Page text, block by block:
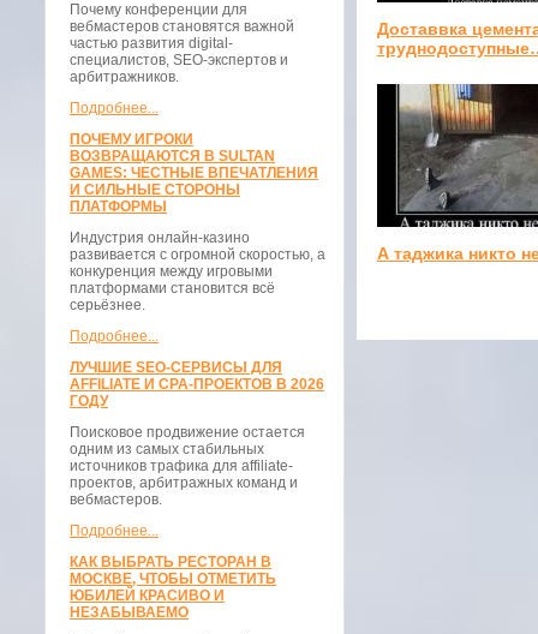
Почему конференции для
вебмастеров становятся важной
частью развития digital-
специалистов, SEO-экспертов и
арбитражников.
Подробнее...
ПОЧЕМУ ИГРОКИ
ВОЗВРАЩАЮТСЯ В SULTAN
GAMES: ЧЕСТНЫЕ ВПЕЧАТЛЕНИЯ
И СИЛЬНЫЕ СТОРОНЫ
ПЛАТФОРМЫ
Индустрия онлайн-казино
развивается с огромной скоростью, а
конкуренция между игровыми
платформами становится всё
серьёзнее.
Подробнее...
ЛУЧШИЕ SEO-СЕРВИСЫ ДЛЯ
AFFILIATE И CPA-ПРОЕКТОВ В 2026
ГОДУ
Поисковое продвижение остается
одним из самых стабильных
источников трафика для affiliate-
проектов, арбитражных команд и
вебмастеров.
Подробнее...
КАК ВЫБРАТЬ РЕСТОРАН В
МОСКВЕ, ЧТОБЫ ОТМЕТИТЬ
ЮБИЛЕЙ КРАСИВО И
НЕЗАБЫВАЕМО
Доставвка
А таджика никто